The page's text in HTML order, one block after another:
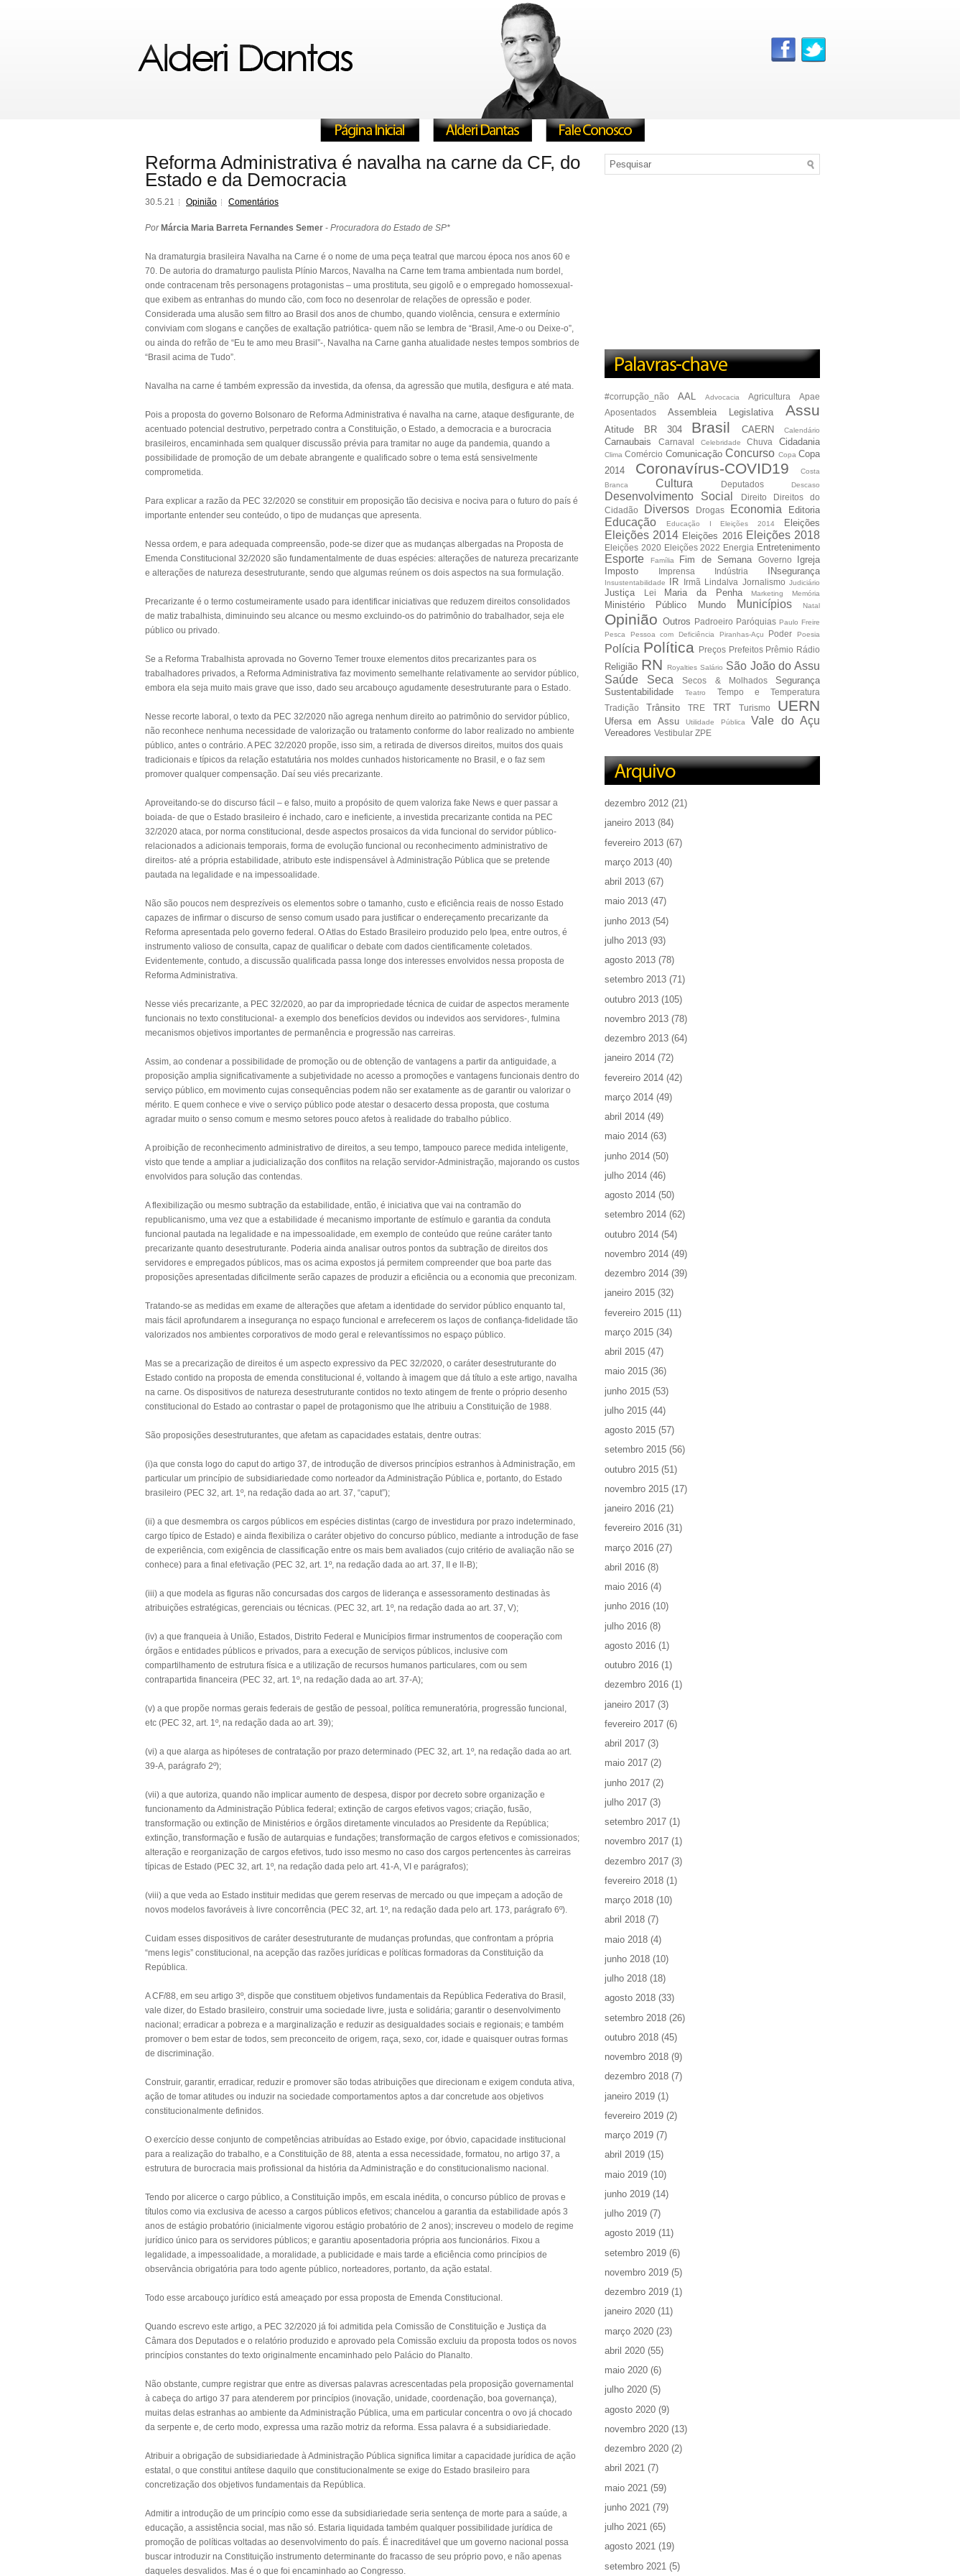
Reforma Administrativa é navalha na carne da CF, do
Estado e da Democracia
30.5.21 Opinião Comentários
Por Márcia Maria Barreta Fernandes Semer - Procuradora do Estado de SP*
Na dramaturgia brasileira Navalha na Carne é o nome de uma peça teatral que marcou época nos anos 60 e
70. De autoria do dramaturgo paulista Plínio Marcos, Navalha na Carne tem trama ambientada num bordel,
onde contracenam três personagens protagonistas – uma prostituta, seu gigolô e o empregado homossexual-
que exibem as entranhas do mundo cão, com foco no desenrolar de relações de opressão e poder.
Considerada uma alusão sem filtro ao Brasil dos anos de chumbo, quando violência, censura e extermínio
conviviam com slogans e canções de exaltação patriótica- quem não se lembra de “Brasil, Ame-o ou Deixe-o”,
ou ainda do refrão de “Eu te amo meu Brasil”-, Navalha na Carne ganha atualidade nestes tempos sombrios de
“Brasil acima de Tudo”.
Navalha na carne é também expressão da investida, da ofensa, da agressão que mutila, desfigura e até mata.
Pois a proposta do governo Bolsonaro de Reforma Administrativa é navalha na carne, ataque desfigurante, de
acentuado potencial destrutivo, perpetrado contra a Constituição, o Estado, a democracia e a burocracia
brasileiros, encaminhada sem qualquer discussão prévia para tramitar no auge da pandemia, quando a
possibilidade de promoção de um debate abrangente e qualificado sobre o tema está sensivelmente
comprometida.
Para explicar a razão da PEC 32/2020 se constituir em proposição tão decisiva e nociva para o futuro do país é
importante entender seu conteúdo, o tipo de mudanças que apresenta.
Nessa ordem, e para adequada compreensão, pode-se dizer que as mudanças albergadas na Proposta de
Emenda Constitucional 32/2020 são fundamentalmente de duas espécies: alterações de natureza precarizante
e alterações de natureza desestruturante, sendo que algumas reúnem os dois aspectos na sua formulação.
Precarizante é o termo costumeiramente usado para identificar iniciativas que reduzem direitos consolidados
de matiz trabalhista, diminuindo seu alcance ou mesmo excluindo-os do patrimônio do trabalhador, seja ele
público ou privado.
Se a Reforma Trabalhista aprovada no Governo Temer trouxe elementos ditos precarizantes para os
trabalhadores privados, a Reforma Administrativa faz movimento semelhante relativamente ao servidor público,
embora ela seja muito mais grave que isso, dado seu arcabouço agudamente desestruturante para o Estado.
Nesse recorte laboral, o texto da PEC 32/2020 não agrega nenhum direito ao patrimônio do servidor público,
não reconhece nenhuma necessidade de valorização ou tratamento conforme do labor realizado no ambiente
público, antes o contrário. A PEC 32/2020 propõe, isso sim, a retirada de diversos direitos, muitos dos quais
tradicionais e típicos da relação estatutária nos moldes cunhados historicamente no Brasil, e o faz sem
promover qualquer compensação. Daí seu viés precarizante.
Aproveitando-se do discurso fácil – e falso, muito a propósito de quem valoriza fake News e quer passar a
boiada- de que o Estado brasileiro é inchado, caro e ineficiente, a investida precarizante contida na PEC
32/2020 ataca, por norma constitucional, desde aspectos prosaicos da vida funcional do servidor público-
relacionados a adicionais temporais, forma de evolução funcional ou reconhecimento administrativo de
direitos- até a própria estabilidade, atributo este indispensável à Administração Pública que se pretende
pautada na legalidade e na impessoalidade.
Não são poucos nem desprezíveis os elementos sobre o tamanho, custo e eficiência reais de nosso Estado
capazes de infirmar o discurso de senso comum usado para justificar o endereçamento precarizante da
Reforma apresentada pelo governo federal. O Atlas do Estado Brasileiro produzido pelo Ipea, entre outros, é
instrumento valioso de consulta, capaz de qualificar o debate com dados cientificamente coletados.
Evidentemente, contudo, a discussão qualificada passa longe dos interesses envolvidos nessa proposta de
Reforma Administrativa.
Nesse viés precarizante, a PEC 32/2020, ao par da impropriedade técnica de cuidar de aspectos meramente
funcionais no texto constitucional- a exemplo dos benefícios devidos ou indevidos aos servidores-, fulmina
mecanismos objetivos importantes de permanência e progressão nas carreiras.
Assim, ao condenar a possibilidade de promoção ou de obtenção de vantagens a partir da antiguidade, a
proposição amplia significativamente a subjetividade no acesso a promoções e vantagens funcionais dentro do
serviço público, em movimento cujas consequências podem não ser exatamente as de garantir ou valorizar o
mérito. E quem conhece e vive o serviço público pode atestar o desacerto dessa proposta, que costuma
agradar muito o senso comum e mesmo setores pouco afetos à realidade do trabalho público.
A proibição de reconhecimento administrativo de direitos, a seu tempo, tampouco parece medida inteligente,
visto que tende a ampliar a judicialização dos conflitos na relação servidor-Administração, majorando os custos
envolvidos para solução das contendas.
A flexibilização ou mesmo subtração da estabilidade, então, é iniciativa que vai na contramão do
republicanismo, uma vez que a estabilidade é mecanismo importante de estímulo e garantia da conduta
funcional pautada na legalidade e na impessoalidade, em exemplo de conteúdo que reúne caráter tanto
precarizante quanto desestruturante. Poderia ainda analisar outros pontos da subtração de direitos dos
servidores e empregados públicos, mas os acima expostos já permitem compreender que boa parte das
proposições apresentadas dificilmente serão capazes de produzir a eficiência ou a economia que preconizam.
Tratando-se as medidas em exame de alterações que afetam a identidade do servidor público enquanto tal,
mais fácil aprofundarem a insegurança no espaço funcional e arrefecerem os laços de confiança-fidelidade tão
valorizados nos ambientes corporativos de modo geral e relevantíssimos no espaço público.
Mas se a precarização de direitos é um aspecto expressivo da PEC 32/2020, o caráter desestruturante do
Estado contido na proposta de emenda constitucional é, voltando à imagem que dá título a este artigo, navalha
na carne. Os dispositivos de natureza desestruturante contidos no texto atingem de frente o próprio desenho
constitucional do Estado ao contrastar o papel de protagonismo que lhe atribuiu a Constituição de 1988.
São proposições desestruturantes, que afetam as capacidades estatais, dentre outras:
(i)a que consta logo do caput do artigo 37, de introdução de diversos princípios estranhos à Administração, em
particular um princípio de subsidiariedade como norteador da Administração Pública e, portanto, do Estado
brasileiro (PEC 32, art. 1º, na redação dada ao art. 37, “caput”);
(ii) a que desmembra os cargos públicos em espécies distintas (cargo de investidura por prazo indeterminado,
cargo típico de Estado) e ainda flexibiliza o caráter objetivo do concurso público, mediante a introdução de fase
de experiência, com exigência de classificação entre os mais bem avaliados (cujo critério de avaliação não se
conhece) para a final efetivação (PEC 32, art. 1º, na redação dada ao art. 37, II e II-B);
(iii) a que modela as figuras não concursadas dos cargos de liderança e assessoramento destinadas às
atribuições estratégicas, gerenciais ou técnicas. (PEC 32, art. 1º, na redação dada ao art. 37, V);
(iv) a que franqueia à União, Estados, Distrito Federal e Municípios firmar instrumentos de cooperação com
órgãos e entidades públicos e privados, para a execução de serviços públicos, inclusive com
compartilhamento de estrutura física e a utilização de recursos humanos particulares, com ou sem
contrapartida financeira (PEC 32, art. 1º, na redação dada ao art. 37-A);
(v) a que propõe normas gerais federais de gestão de pessoal, política remuneratória, progressão funcional,
etc (PEC 32, art. 1º, na redação dada ao art. 39);
(vi) a que alarga as hipóteses de contratação por prazo determinado (PEC 32, art. 1º, na redação dada ao art.
39-A, parágrafo 2º);
(vii) a que autoriza, quando não implicar aumento de despesa, dispor por decreto sobre organização e
funcionamento da Administração Pública federal; extinção de cargos efetivos vagos; criação, fusão,
transformação ou extinção de Ministérios e órgãos diretamente vinculados ao Presidente da República;
extinção, transformação e fusão de autarquias e fundações; transformação de cargos efetivos e comissionados;
alteração e reorganização de cargos efetivos, tudo isso mesmo no caso dos cargos pertencentes às carreiras
típicas de Estado (PEC 32, art. 1º, na redação dada pelo art. 41-A, VI e parágrafos);
(viii) a que veda ao Estado instituir medidas que gerem reservas de mercado ou que impeçam a adoção de
novos modelos favoráveis à livre concorrência (PEC 32, art. 1º, na redação dada pelo art. 173, parágrafo 6º).
Cuidam esses dispositivos de caráter desestruturante de mudanças profundas, que confrontam a própria
“mens legis” constitucional, na acepção das razões jurídicas e políticas formadoras da Constituição da
República.
A CF/88, em seu artigo 3º, dispõe que constituem objetivos fundamentais da República Federativa do Brasil,
vale dizer, do Estado brasileiro, construir uma sociedade livre, justa e solidária; garantir o desenvolvimento
nacional; erradicar a pobreza e a marginalização e reduzir as desigualdades sociais e regionais; e também
promover o bem estar de todos, sem preconceito de origem, raça, sexo, cor, idade e quaisquer outras formas
de discriminação.
Construir, garantir, erradicar, reduzir e promover são todas atribuições que direcionam e exigem conduta ativa,
ação de tomar atitudes ou induzir na sociedade comportamentos aptos a dar concretude aos objetivos
constitucionalmente definidos.
O exercício desse conjunto de competências atribuídas ao Estado exige, por óbvio, capacidade institucional
para a realização do trabalho, e a Constituição de 88, atenta a essa necessidade, formatou, no artigo 37, a
estrutura de burocracia mais profissional da história da Administração e do constitucionalismo nacional.
Tendo por alicerce o cargo público, a Constituição impôs, em escala inédita, o concurso público de provas e
títulos como via exclusiva de acesso a cargos públicos efetivos; chancelou a garantia da estabilidade após 3
anos de estágio probatório (inicialmente vigorou estágio probatório de 2 anos); inscreveu o modelo de regime
jurídico único para os servidores públicos; e garantiu aposentadoria própria aos funcionários. Fixou a
legalidade, a impessoalidade, a moralidade, a publicidade e mais tarde a eficiência como princípios de
observância obrigatória para todo agente público, norteadores, portanto, da ação estatal.
Todo esse arcabouço jurídico está ameaçado por essa proposta de Emenda Constitucional.
Quando escrevo este artigo, a PEC 32/2020 já foi admitida pela Comissão de Constituição e Justiça da
Câmara dos Deputados e o relatório produzido e aprovado pela Comissão excluiu da proposta todos os novos
princípios constantes do texto originalmente encaminhado pelo Palácio do Planalto.
Não obstante, cumpre registrar que entre as diversas palavras acrescentadas pela proposição governamental
à cabeça do artigo 37 para atenderem por princípios (inovação, unidade, coordenação, boa governança),
muitas delas estranhas ao ambiente da Administração Pública, uma em particular concentra o ovo já chocado
da serpente e, de certo modo, expressa uma razão motriz da reforma. Essa palavra é a subsidiariedade.
Atribuir a obrigação de subsidiariedade à Administração Pública significa limitar a capacidade jurídica de ação
estatal, o que constitui antítese daquilo que constitucionalmente se exige do Estado brasileiro para
concretização dos objetivos fundamentais da República.
Admitir a introdução de um princípio como esse da subsidiariedade seria sentença de morte para a saúde, a
educação, a assistência social, mas não só. Estaria liquidada também qualquer possibilidade jurídica de
promoção de políticas voltadas ao desenvolvimento do país. É inacreditável que um governo nacional possa
buscar introduzir na Constituição instrumento determinante do fracasso de seu próprio povo, e não apenas
daqueles desvalidos. Mas é o que foi encaminhado ao Congresso.
#corrupção_não AAL Advocacia Agricultura
Apae
Aposentados
Assembleia Legislativa Assu
Atitude BR 304 Brasil CAERN Calendário
Carnaubais Carnaval Celebridade Chuva Cidadania
Clima Comércio Comunicação Concurso Copa Copa
2014
Coronavírus-COVID19
Costa
Branca
Cultura Deputados Descaso
Desenvolvimento Social Direito
Direitos do
Cidadão
Diversos Drogas Economia Editoria
Educação Educação I Eleições 2014 Eleições
Eleições 2014 Eleições 2016 Eleições 2018
Eleições 2020 Eleições 2022 Energia Entretenimento
Esporte Família Fim de Semana Governo
Igreja
Imposto
Imprensa Indústria INsegurança
Insustentabilidade IR Irmã Lindalva Jornalismo Judiciário
Justiça Lei Maria da Penha Marketing Memória
Ministério Público Mundo Municípios Natal
Opinião Outros Padroeiro Paróquias Paulo Freire
Pesca
Pessoa com Deficiência Piranhas-Açu Poder Poesia
Polícia Política Preços Prefeitos Prêmio Rádio
Religião RN Royalties Salário São João do Assu
Saúde
Seca Secos & Molhados
Segurança
Sustentabilidade
Teatro
Tempo e Temperatura
Tradição
Trânsito TRE TRT Turismo UERN
Ufersa em Assu Utilidade Pública Vale do Açu
Vereadores Vestibular ZPE
dezembro 2012 (21)
janeiro 2013 (84)
fevereiro 2013 (67)
março 2013 (40)
abril 2013 (67)
maio 2013 (47)
junho 2013 (54)
julho 2013 (93)
agosto 2013 (78)
setembro 2013 (71)
outubro 2013 (105)
novembro 2013 (78)
dezembro 2013 (64)
janeiro 2014 (72)
fevereiro 2014 (42)
março 2014 (49)
abril 2014 (49)
maio 2014 (63)
junho 2014 (50)
julho 2014 (46)
agosto 2014 (50)
setembro 2014 (62)
outubro 2014 (54)
novembro 2014 (49)
dezembro 2014 (39)
janeiro 2015 (32)
fevereiro 2015 (11)
março 2015 (34)
abril 2015 (47)
maio 2015 (36)
junho 2015 (53)
julho 2015 (44)
agosto 2015 (57)
setembro 2015 (56)
outubro 2015 (51)
novembro 2015 (17)
janeiro 2016 (21)
fevereiro 2016 (31)
março 2016 (27)
abril 2016 (8)
maio 2016 (4)
junho 2016 (10)
julho 2016 (8)
agosto 2016 (1)
outubro 2016 (1)
dezembro 2016 (1)
janeiro 2017 (3)
fevereiro 2017 (6)
abril 2017 (3)
maio 2017 (2)
junho 2017 (2)
julho 2017 (3)
setembro 2017 (1)
novembro 2017 (1)
dezembro 2017 (3)
fevereiro 2018 (1)
março 2018 (10)
abril 2018 (7)
maio 2018 (4)
junho 2018 (10)
julho 2018 (18)
agosto 2018 (33)
setembro 2018 (26)
outubro 2018 (45)
novembro 2018 (9)
dezembro 2018 (7)
janeiro 2019 (1)
fevereiro 2019 (2)
março 2019 (7)
abril 2019 (15)
maio 2019 (10)
junho 2019 (14)
julho 2019 (7)
agosto 2019 (11)
setembro 2019 (6)
novembro 2019 (5)
dezembro 2019 (1)
janeiro 2020 (11)
março 2020 (23)
abril 2020 (55)
maio 2020 (6)
julho 2020 (5)
agosto 2020 (9)
novembro 2020 (13)
dezembro 2020 (2)
abril 2021 (7)
maio 2021 (59)
junho 2021 (79)
julho 2021 (65)
agosto 2021 (19)
setembro 2021 (5)